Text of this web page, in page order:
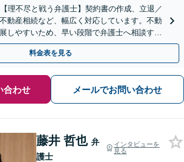
理不尽と戦う弁護士】契約書の作成、立退／
動産相続など、幅広く対応しています。不動
しやすいため、早い段階で弁護士へ相談する
・メール・WEB相談可】
料金表を見る
合わせ メールでお問い合わせ
藤井 哲也 弁
護士
インタビューを
見る